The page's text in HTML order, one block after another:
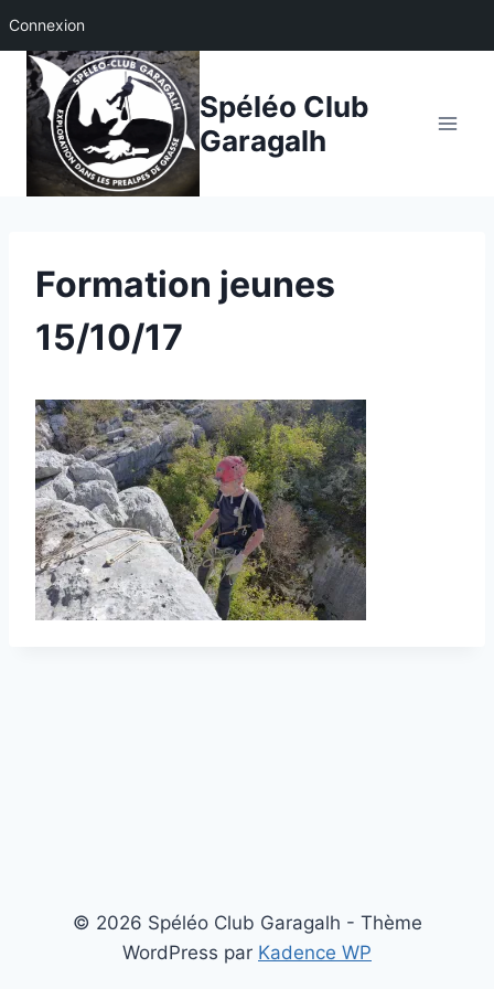
Connexion
Aller
contenu
Spéléo Club
Garagalh
Formation jeunes
15/10/17
© 2026 Spéléo Club Garagalh - Thème
WordPress par Kadence WP